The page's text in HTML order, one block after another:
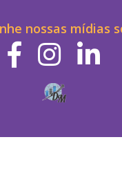
nossas mídias